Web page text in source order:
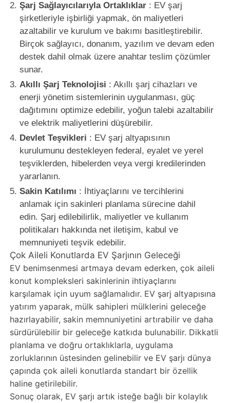
Şarj Sağlayıcılarıyla Ortaklıklar: EV şarj
şirketleriyle işbirliği yapmak, ön maliyetleri
azaltabilir ve kurulum ve bakımı basitleştirebilir.
Birçok sağlayıcı, donanım, yazılım ve devam eden
destek dahil olmak üzere anahtar teslim çözümler
sunar.
Akıllı Şarj Teknolojisi : Akıllı şarj cihazları ve
enerji yönetim sistemlerinin uygulanması, güç
dağıtımını optimize edebilir, yoğun talebi azaltabilir
ve elektrik maliyetlerini düşürebilir.
Devlet Teşvikleri : EV şarj altyapısının
kurulumunu destekleyen federal, eyalet ve yerel
teşviklerden, hibelerden veya vergi kredilerinden
yararlanın.
Sakin Katılımı : İhtiyaçlarını ve tercihlerini
anlamak için sakinleri planlama sürecine dahil
edin. Şarj edilebilirlik, maliyetler ve kullanım
politikaları hakkında net iletişim, kabul ve
memnuniyeti teşvik edebilir.
Çok Aileli Konutlarda EV Şarjının Geleceği
EV benimsenmesi artmaya devam ederken, çok aileli
konut kompleksleri sakinlerinin ihtiyaçlarını
karşılamak için uyum sağlamalıdır. EV şarj altyapısına
yatırım yaparak, mülk sahipleri mülklerini geleceğe
hazırlayabilir, sakin memnuniyetini artırabilir ve daha
sürdürülebilir bir geleceğe katkıda bulunabilir. Dikkatli
planlama ve doğru ortaklıklarla, uygulama
zorluklarının üstesinden gelinebilir ve EV şarjı dünya
çapında çok aileli konutlarda standart bir özellik
haline getirilebilir.
Sonuç olarak, EV şarjı artık isteğe bağlı bir kolaylık